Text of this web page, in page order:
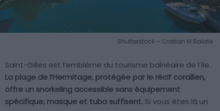
Shutterstock – Cristian M Balate
Saint-Gilles est l’emblème du tourisme balnéaire de l’île.
La plage de l’Hermitage, protégée par le récif corallien,
offre un snorkeling accessible sans équipement
spécifique, masque et tuba suffisent. Si vous êtes là un